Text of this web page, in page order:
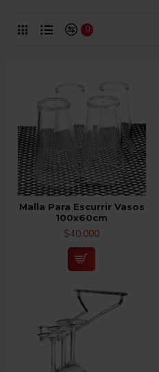
0
Malla Para Escurrir Vasos
100x60cm
$40,000